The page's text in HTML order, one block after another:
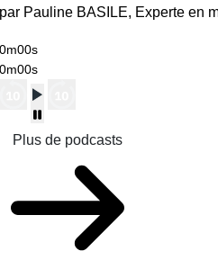
par Pauline BASILE, Experte en
0m00s
0m00s
Plus de podcasts